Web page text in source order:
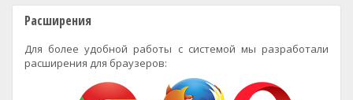
Расширения
Для более удобной работы с системой мы разработали
расширения для браузеров: